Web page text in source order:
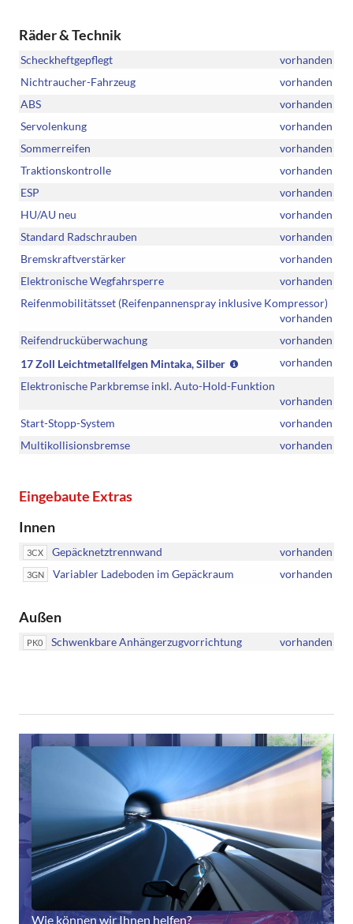
Räder & Technik
Scheckheftgepflegt
vorhanden
Nichtraucher-Fahrzeug
vorhanden
ABS
vorhanden
Servolenkung
vorhanden
Sommerreifen
vorhanden
Traktionskontrolle
vorhanden
ESP
vorhanden
HU/AU neu
vorhanden
Standard Radschrauben
vorhanden
Bremskraftverstärker
vorhanden
Elektronische Wegfahrsperre
vorhanden
Reifenmobilitätsset (Reifenpannenspray inklusive Kompressor)
vorhanden
Reifendrucküberwachung
vorhanden
17 Zoll Leichtmetallfelgen Mintaka, Silber
(Bereifung
R17)
vorhanden
Elektronische Parkbremse inkl. Auto-Hold-Funktion
vorhanden
Start-Stopp-System
vorhanden
Multikollisionsbremse
vorhanden
Eingebaute Extras
Innen
3CX Gepäcknetztrennwand vorhanden
3GN Variabler Ladeboden im Gepäckraum vorhanden
Außen
PK0 Schwenkbare Anhängerzugvorrichtung vorhanden
Wie können wir Ihnen helfen?